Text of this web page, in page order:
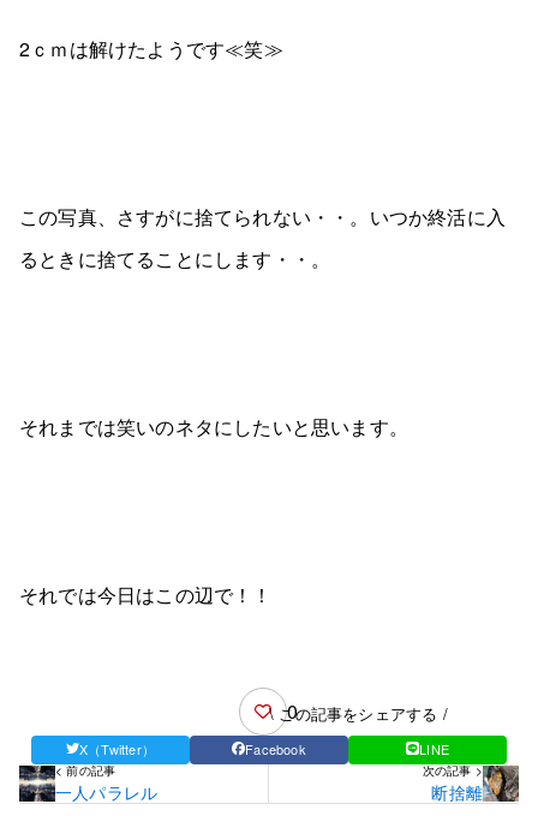
2ｃｍは解けたようです≪笑≫
この写真、さすがに捨てられない・・。いつか終活に入
るときに捨てることにします・・。
それまでは笑いのネタにしたいと思います。
それでは今日はこの辺で！！
0
\ この記事をシェアする /
X（Twitter） Facebook LINE
< 前の記事
一人パラレル
次の記事 >
断捨離